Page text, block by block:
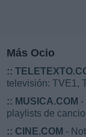
Más Ocio
::
televisión: TVE1,
:: MUSICA.COM -
playlists de
:: CINE.COM -